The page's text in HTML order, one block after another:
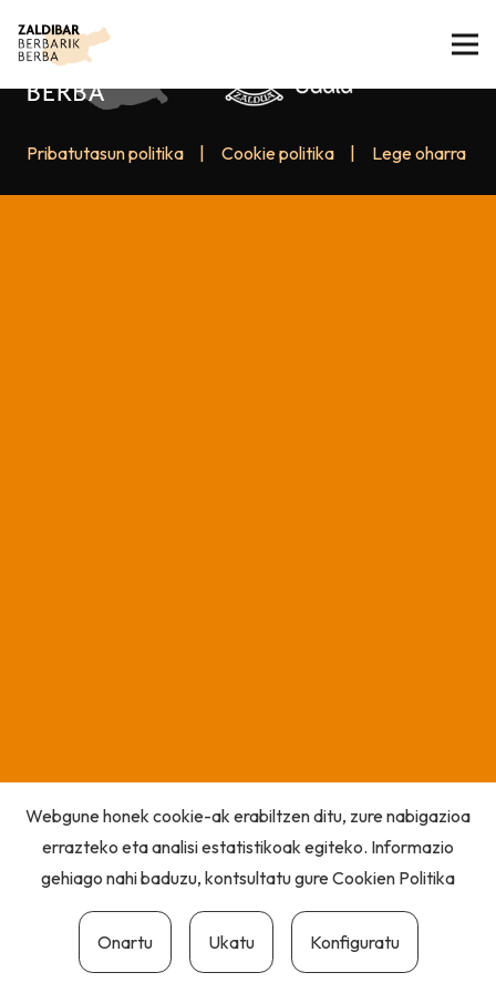
Pribatutasun politika Cookie politika Lege oharra
Webgune honek cookie-ak erabiltzen ditu, zure nabigazioa
errazteko eta analisi estatistikoak egiteko. Informazio
gehiago nahi baduzu, kontsultatu gureCookien Politika
Onartu Ukatu Konfiguratu